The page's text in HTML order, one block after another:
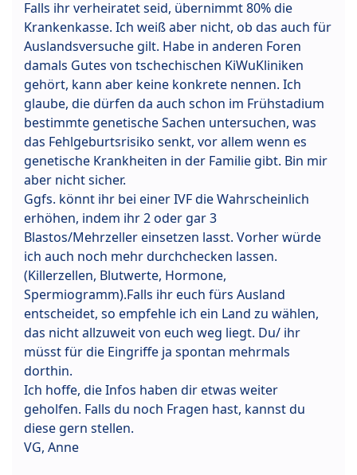
Falls ihr verheiratet seid, übernimmt 80% die
Krankenkasse. Ich weiß aber nicht, ob das auch für
Auslandsversuche gilt. Habe in anderen Foren
damals Gutes von tschechischen KiWuKliniken
gehört, kann aber keine konkrete nennen. Ich
glaube, die dürfen da auch schon im Frühstadium
bestimmte genetische Sachen untersuchen, was
das Fehlgeburtsrisiko senkt, vor allem wenn es
genetische Krankheiten in der Familie gibt. Bin mir
aber nicht sicher.
Ggfs. könnt ihr bei einer IVF die Wahrscheinlich
erhöhen, indem ihr 2 oder gar 3
Blastos/Mehrzeller einsetzen lasst. Vorher würde
ich auch noch mehr durchchecken lassen.
(Killerzellen, Blutwerte, Hormone,
Spermiogramm).Falls ihr euch fürs Ausland
entscheidet, so empfehle ich ein Land zu wählen,
das nicht allzuweit von euch weg liegt. Du/ ihr
müsst für die Eingriffe ja spontan mehrmals
dorthin.
Ich hoffe, die Infos haben dir etwas weiter
geholfen. Falls du noch Fragen hast, kannst du
diese gern stellen.
VG, Anne